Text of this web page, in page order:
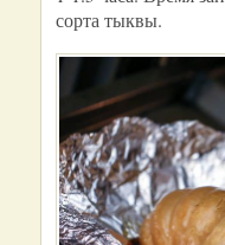
сорта тыквы.